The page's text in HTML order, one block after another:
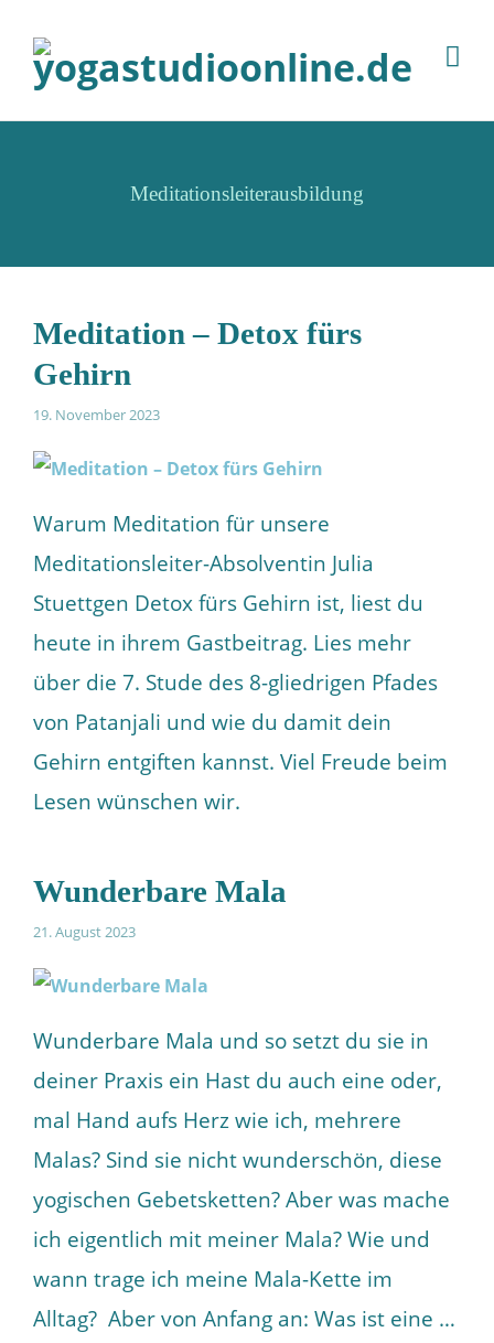
Meditationsleiterausbildung
Meditation – Detox fürs
Gehirn
19. November 2023
Warum Meditation für unsere
Meditationsleiter-Absolventin Julia
Stuettgen Detox fürs Gehirn ist, liest du
heute in ihrem Gastbeitrag. Lies mehr
über die 7. Stude des 8-gliedrigen Pfades
von Patanjali und wie du damit dein
Gehirn entgiften kannst. Viel Freude beim
Lesen wünschen wir.
Wunderbare Mala
21. August 2023
Wunderbare Mala und so setzt du sie in
deiner Praxis ein Hast du auch eine oder,
mal Hand aufs Herz wie ich, mehrere
Malas? Sind sie nicht wunderschön, diese
yogischen Gebetsketten? Aber was mache
ich eigentlich mit meiner Mala? Wie und
wann trage ich meine Mala-Kette im
Alltag? Aber von Anfang an: Was ist eine …